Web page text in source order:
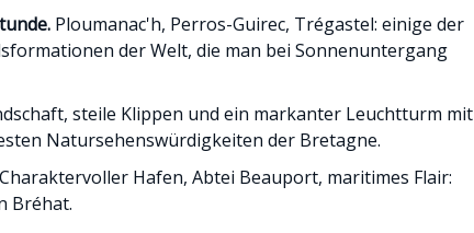
Ploumanac'h, Perros-Guirec, Trégastel: einige der
der Welt, die man bei Sonnenuntergang
steile Klippen und ein markanter Leuchtturm mit
Natursehenswürdigkeiten der Bretagne.
Charaktervoller Hafen, Abtei Beauport, maritimes Flair:
Bréhat.